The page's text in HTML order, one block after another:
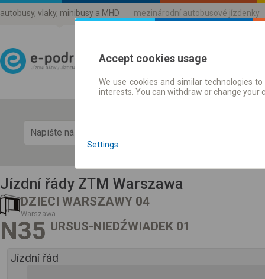
autobusy, vlaky, minibusy a MHD mezinárodní autobusové jízdenky
Jízdni řády a jízdenky
Jízdní řády ZTM Warszawa
DZIECI WARSZAWY 04
Warszawa
N35 URSUS-NIEDŹWIADEK 01
Jízdní řád
Accept cookies usage
We use cookies and similar technologies
interests. You can withdraw or change
Settings